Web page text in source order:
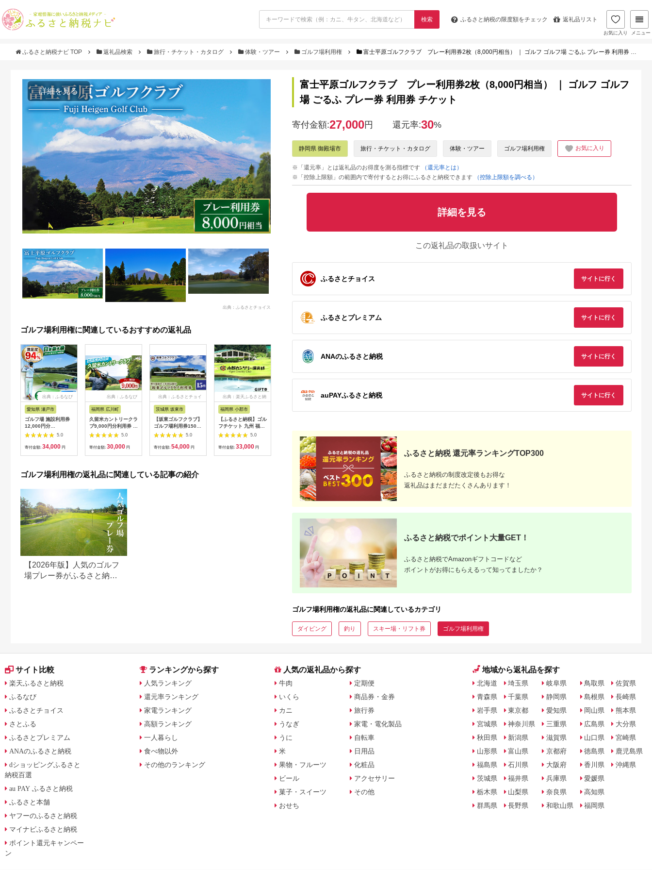
検索 ふるさと納税の限度額をチェック 返礼品リスト
お気に入り メニュー
ふるさと納税ナビ TOP 返礼品検索 旅行・チケット・カタログ 体験・ツアー ゴルフ場利用権 富士平原ゴルフクラブ プレー利用券2枚（8,000円相当） ｜ ゴルフ ゴルフ場 ごるふ プレー券 利用券 チケット
詳細を見る
出典：ふるさとチョイス
ゴルフ場利用権に関連しているおすすめの返礼品
出典：ふるなび
愛知県 瀬戸市
ゴルフ場 施設利用券
12,000円分
[BBEC002]ゴルフ倶
楽部大樹 瀬戸店
5.0
寄付金額: 34,000 円
出典：ふるなび
福岡県 広川町
久留米カントリークラ
ブ9,000円分利用券 /
ゴルフ[AFAD007]
5.0
寄付金額: 30,000 円
出典：ふるさとチョイ
茨城県 坂東市
【坂東ゴルフクラブ】
ゴルフ場利用券15000
円分（寄付金額の3割
相当額分） ／ ゴルフ
プレー 都心から1時間
立地 ゴルフラウンド
アウトドア スポーツ
5.0
寄付金額: 54,000 円
出典：楽天ふるさと納
福岡県 小郡市
【ふるさと納税】ゴル
フチケット 九州 福岡
小郡カンツリー倶楽部
ギフト券 9枚 9000円
ゴルフ チケット 商品
5.0
寄付金額: 33,000 円
出典：ふるさとチョイ
10,000
出典：ふるなび
30,000円
プレー 優待券 利用券
出典：ふるさとチョイ
ゴルフ場利用権の返礼品に関連している記事の紹介
【2026年版】人気のゴルフ
場プレー券がふるさと納税
富士平原ゴルフクラブ プレー利用券2枚（8,000円相当） ｜ ゴルフ ゴルフ
場 ごるふ プレー券 利用券 チケット
寄付金額:27,000円 還元率:30%
静岡県 御殿場市 旅行・チケット・カタログ 体験・ツアー ゴルフ場利用権 お気に入り
※「還元率」とは返礼品のお得度を測る指標です
（還元率とは）
※「控除上限額」の範囲内で寄付するとお得にふるさと納税できます
（控除上限額を調べる）
詳細を見る
この返礼品の取扱いサイト
ふるさとチョイス サイトに行く
ふるさとプレミアム サイトに行く
ANAのふるさと納税 サイトに行く
auPAYふるさと納税 サイトに行く
ふるさと納税 還元率ランキングTOP300
ふるさと納税の制度改定後もお得な
返礼品はまだまだたくさんあります！
ふるさと納税でポイント大量GET！
ふるさと納税でAmazonギフトコードなど
ポイントがお得にもらえるって知ってましたか？
ゴルフ場利用権の返礼品に関連しているカテゴリ
ダイビング 釣り スキー場・リフト券 ゴルフ場利用権
サイト比較
楽天ふるさと納税
ふるなび
ふるさとチョイス
さとふる
ふるさとプレミアム
ANAのふるさと納税
dショッピングふるさと
納税百選
au PAY ふるさと納税
ふるさと本舗
ヤフーのふるさと納税
マイナビふるさと納税
ポイント還元キャンペー
ン
ランキングから探す
人気ランキング
還元率ランキング
家電ランキング
高額ランキング
一人暮らし
食べ物以外
その他のランキング
人気の返礼品から探す
牛肉
いくら
カニ
うなぎ
うに
米
果物・フルーツ
ビール
菓子・スイーツ
おせち
定期便
商品券・金券
旅行券
家電・電化製品
自転車
日用品
化粧品
アクセサリー
その他
地域から返礼品を探す
北海道
青森県
岩手県
宮城県
秋田県
山形県
福島県
茨城県
栃木県
群馬県
埼玉県
千葉県
東京都
神奈川県
新潟県
富山県
石川県
福井県
山梨県
長野県
岐阜県
静岡県
愛知県
三重県
滋賀県
京都府
大阪府
兵庫県
奈良県
和歌山県
鳥取県
島根県
岡山県
広島県
山口県
徳島県
香川県
愛媛県
高知県
福岡県
佐賀県
長崎県
熊本県
大分県
宮崎県
鹿児島県
沖縄県